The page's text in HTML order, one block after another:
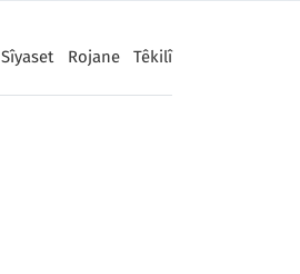
Sîyaset Rojane Têkilî